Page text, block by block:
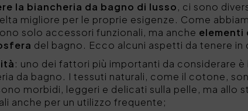
la biancheria da bagno di lusso, ci sono
migliore per le proprie esigenze. Come
solo accessori funzionali, ma anche elementi
del bagno. Ecco alcuni aspetti da tenere in
: uno dei fattori più importanti da considerare
da bagno. I tessuti naturali, come il cotone,
morbidi, leggeri e delicati sulla pelle, ma allo
anche per un utilizzo frequente;